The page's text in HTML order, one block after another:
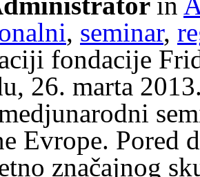
, seminar,
fondacije
26. marta
Evrope. Pored
značajnog